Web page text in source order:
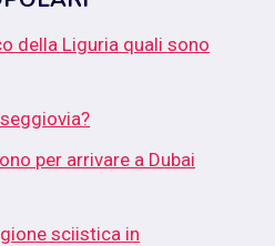
della Liguria quali sono
per arrivare a Dubai
sciistica in